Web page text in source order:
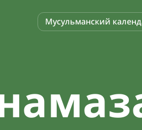
Мусульманский